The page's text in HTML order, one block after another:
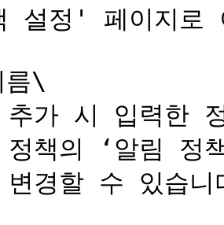
설정' 페이지로
\
추가 시 입력한
책의 ‘알림 정
경할 수 있습